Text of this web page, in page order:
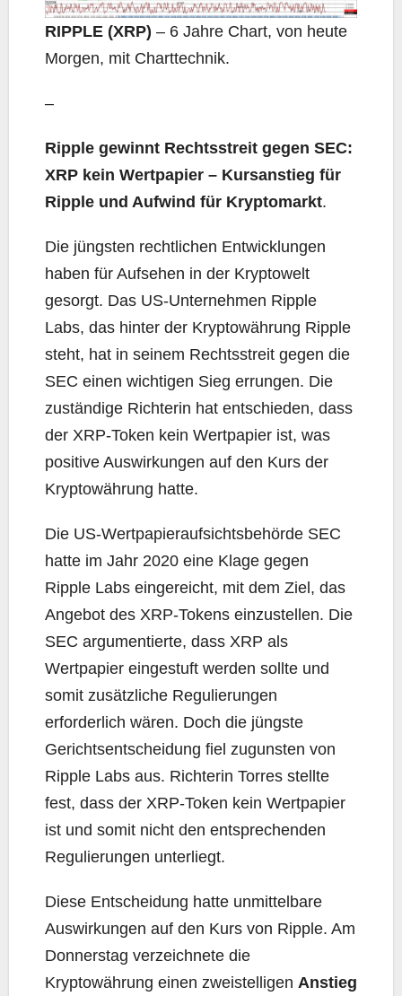
RIPPLE (XRP) – 6 Jahre Chart, von heute
Morgen, mit Charttechnik.
–
Ripple gewinnt Rechtsstreit gegen SEC:
XRP kein Wertpapier – Kursanstieg für
Ripple und Aufwind für Kryptomarkt.
Die jüngsten rechtlichen Entwicklungen
haben für Aufsehen in der Kryptowelt
gesorgt. Das US-Unternehmen Ripple
Labs, das hinter der Kryptowährung Ripple
steht, hat in seinem Rechtsstreit gegen die
SEC einen wichtigen Sieg errungen. Die
zuständige Richterin hat entschieden, dass
der XRP-Token kein Wertpapier ist, was
positive Auswirkungen auf den Kurs der
Kryptowährung hatte.
Die US-Wertpapieraufsichtsbehörde SEC
hatte im Jahr 2020 eine Klage gegen
Ripple Labs eingereicht, mit dem Ziel, das
Angebot des XRP-Tokens einzustellen. Die
SEC argumentierte, dass XRP als
Wertpapier eingestuft werden sollte und
somit zusätzliche Regulierungen
erforderlich wären. Doch die jüngste
Gerichtsentscheidung fiel zugunsten von
Ripple Labs aus. Richterin Torres stellte
fest, dass der XRP-Token kein Wertpapier
ist und somit nicht den entsprechenden
Regulierungen unterliegt.
Diese Entscheidung hatte unmittelbare
Auswirkungen auf den Kurs von Ripple. Am
Donnerstag verzeichnete die
Kryptowährung einen zweistelligen Anstieg